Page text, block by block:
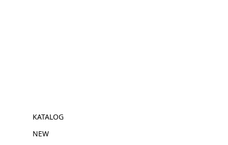
KATALOG
NEW